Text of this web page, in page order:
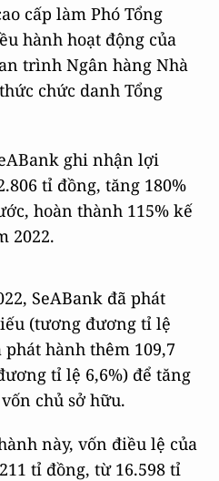
cấp làm Phó Tổng
hành hoạt động của
trình Ngân hàng Nhà
chức danh Tổng
ghi nhận lợi
tỉ đồng, tăng 180%
hoàn thành 115% kế
2022.
SeABank đã phát
(tương đương tỉ lệ
phát hành thêm 109,7
tỉ lệ 6,6%) để tăng
chủ sở hữu.
này, vốn điều lệ của
tỉ đồng, từ 16.598 tỉ